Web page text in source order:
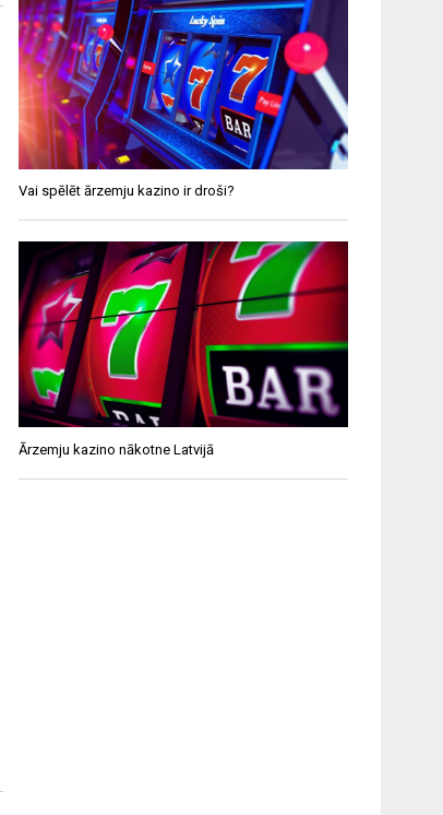
Vai spēlēt ārzemju kazino ir droši?
Ārzemju kazino nākotne Latvijā